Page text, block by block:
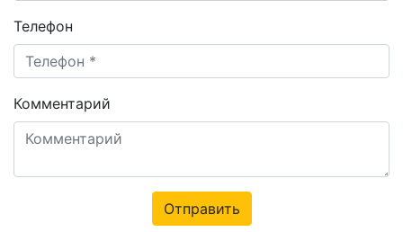
Телефон
Комментарий
Отправить